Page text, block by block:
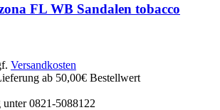
FL WB Sandalen tobacco
Versandkosten
ab 50,00€ Bestellwert
0821-5088122